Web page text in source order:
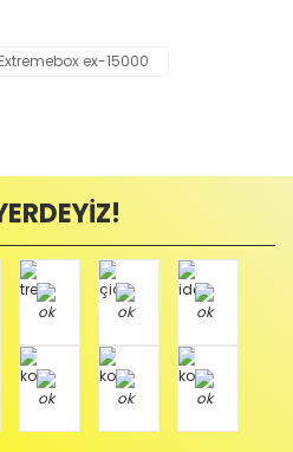
Extremebox ex-15000